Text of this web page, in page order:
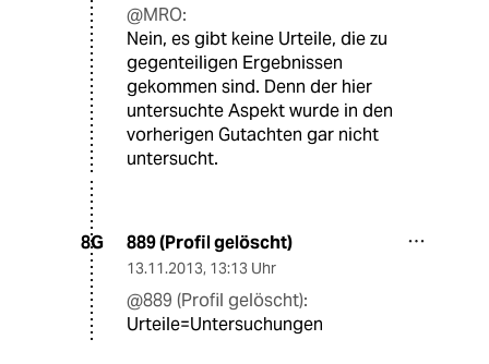
@MRO:
Nein, es gibt keine Urteile, die zu
gegenteiligen Ergebnissen
gekommen sind. Denn der hier
untersuchte Aspekt wurde in den
vorherigen Gutachten gar nicht
untersucht.
8G 889 (Profil gelöscht)
13.11.2013, 13:13 Uhr
@889 (Profil gelöscht):
Urteile=Untersuchungen